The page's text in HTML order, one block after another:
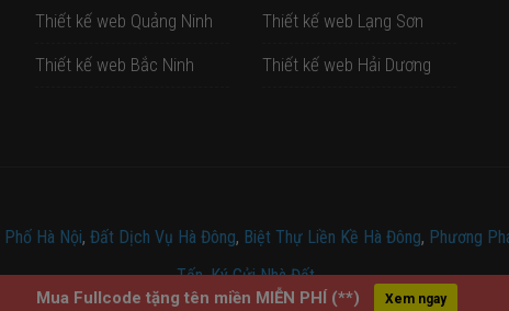
Thiết kế web Quảng Ninh
Thiết kế web Bắc Ninh
Thiết kế web Lạng Sơn
Thiết kế web Hải Dương
Phố Hà Nội, Đất Dịch Vụ Hà Đông, Biệt Thự Liền Kề Hà Đông, Phương
Tấn,Ký Gửi Nhà Đất
Mua Fullcode tặng tên miền MIỄN PHÍ (**) Xem ngay